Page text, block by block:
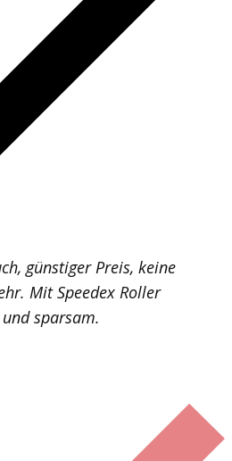
günstiger Preis, keine
Mit Speedex Roller
sparsam.